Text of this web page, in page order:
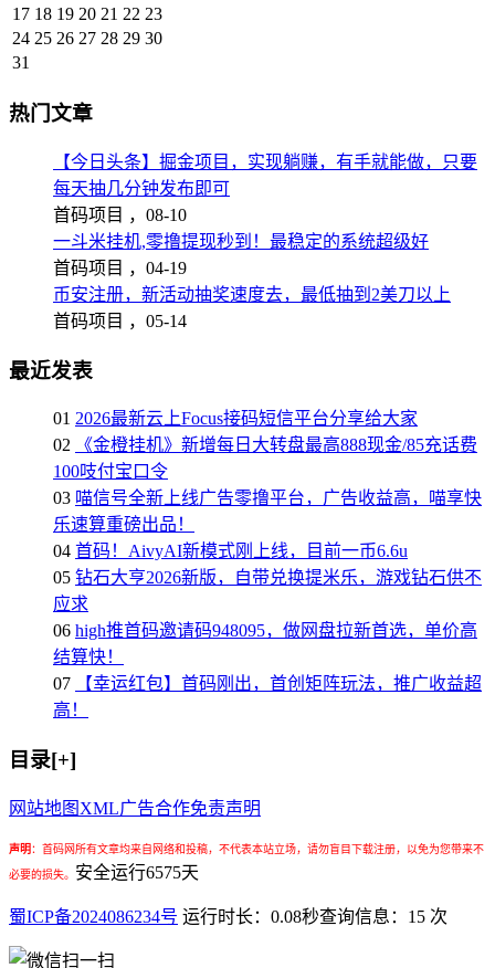
17 18 19 20 21 22 23
24 25 26 27 28 29 30
31
热门文章
【今日头条】掘金项目，实现躺赚，有手就能做，只要
每天抽几分钟发布即可
首码项目 ， 08-10
一斗米挂机,零撸提现秒到！最稳定的系统超级好
首码项目 ， 04-19
币安注册，新活动抽奖速度去，最低抽到2美刀以上
首码项目 ， 05-14
最近发表
01 2026最新云上Focus接码短信平台分享给大家
02
《金橙挂机》新增每日大转盘最高888现金/85充话费
100吱付宝口令
03 喵信号全新上线广告零撸平台，广告收益高，喵享快
乐速算重磅出品！
04 首码！AivyAI新模式刚上线，目前一币6.6u
05 钻石大亨2026新版，自带兑换提米乐，游戏钻石供不
应求
06 high推首码邀请码948095，做网盘拉新首选，单价高
结算快！
07
【幸运红包】首码刚出，首创矩阵玩法，推广收益超
高！
目录[+]
网站地图 XML广告合作免责声明
声明： 首码网所有文章均来自网络和投稿，不代表本站立场，请勿盲目下载注册，以免为您带来不
必要的损失。 安全运行6575天
蜀ICP备2024086234号 运行时长：0.08秒查询信息：15 次